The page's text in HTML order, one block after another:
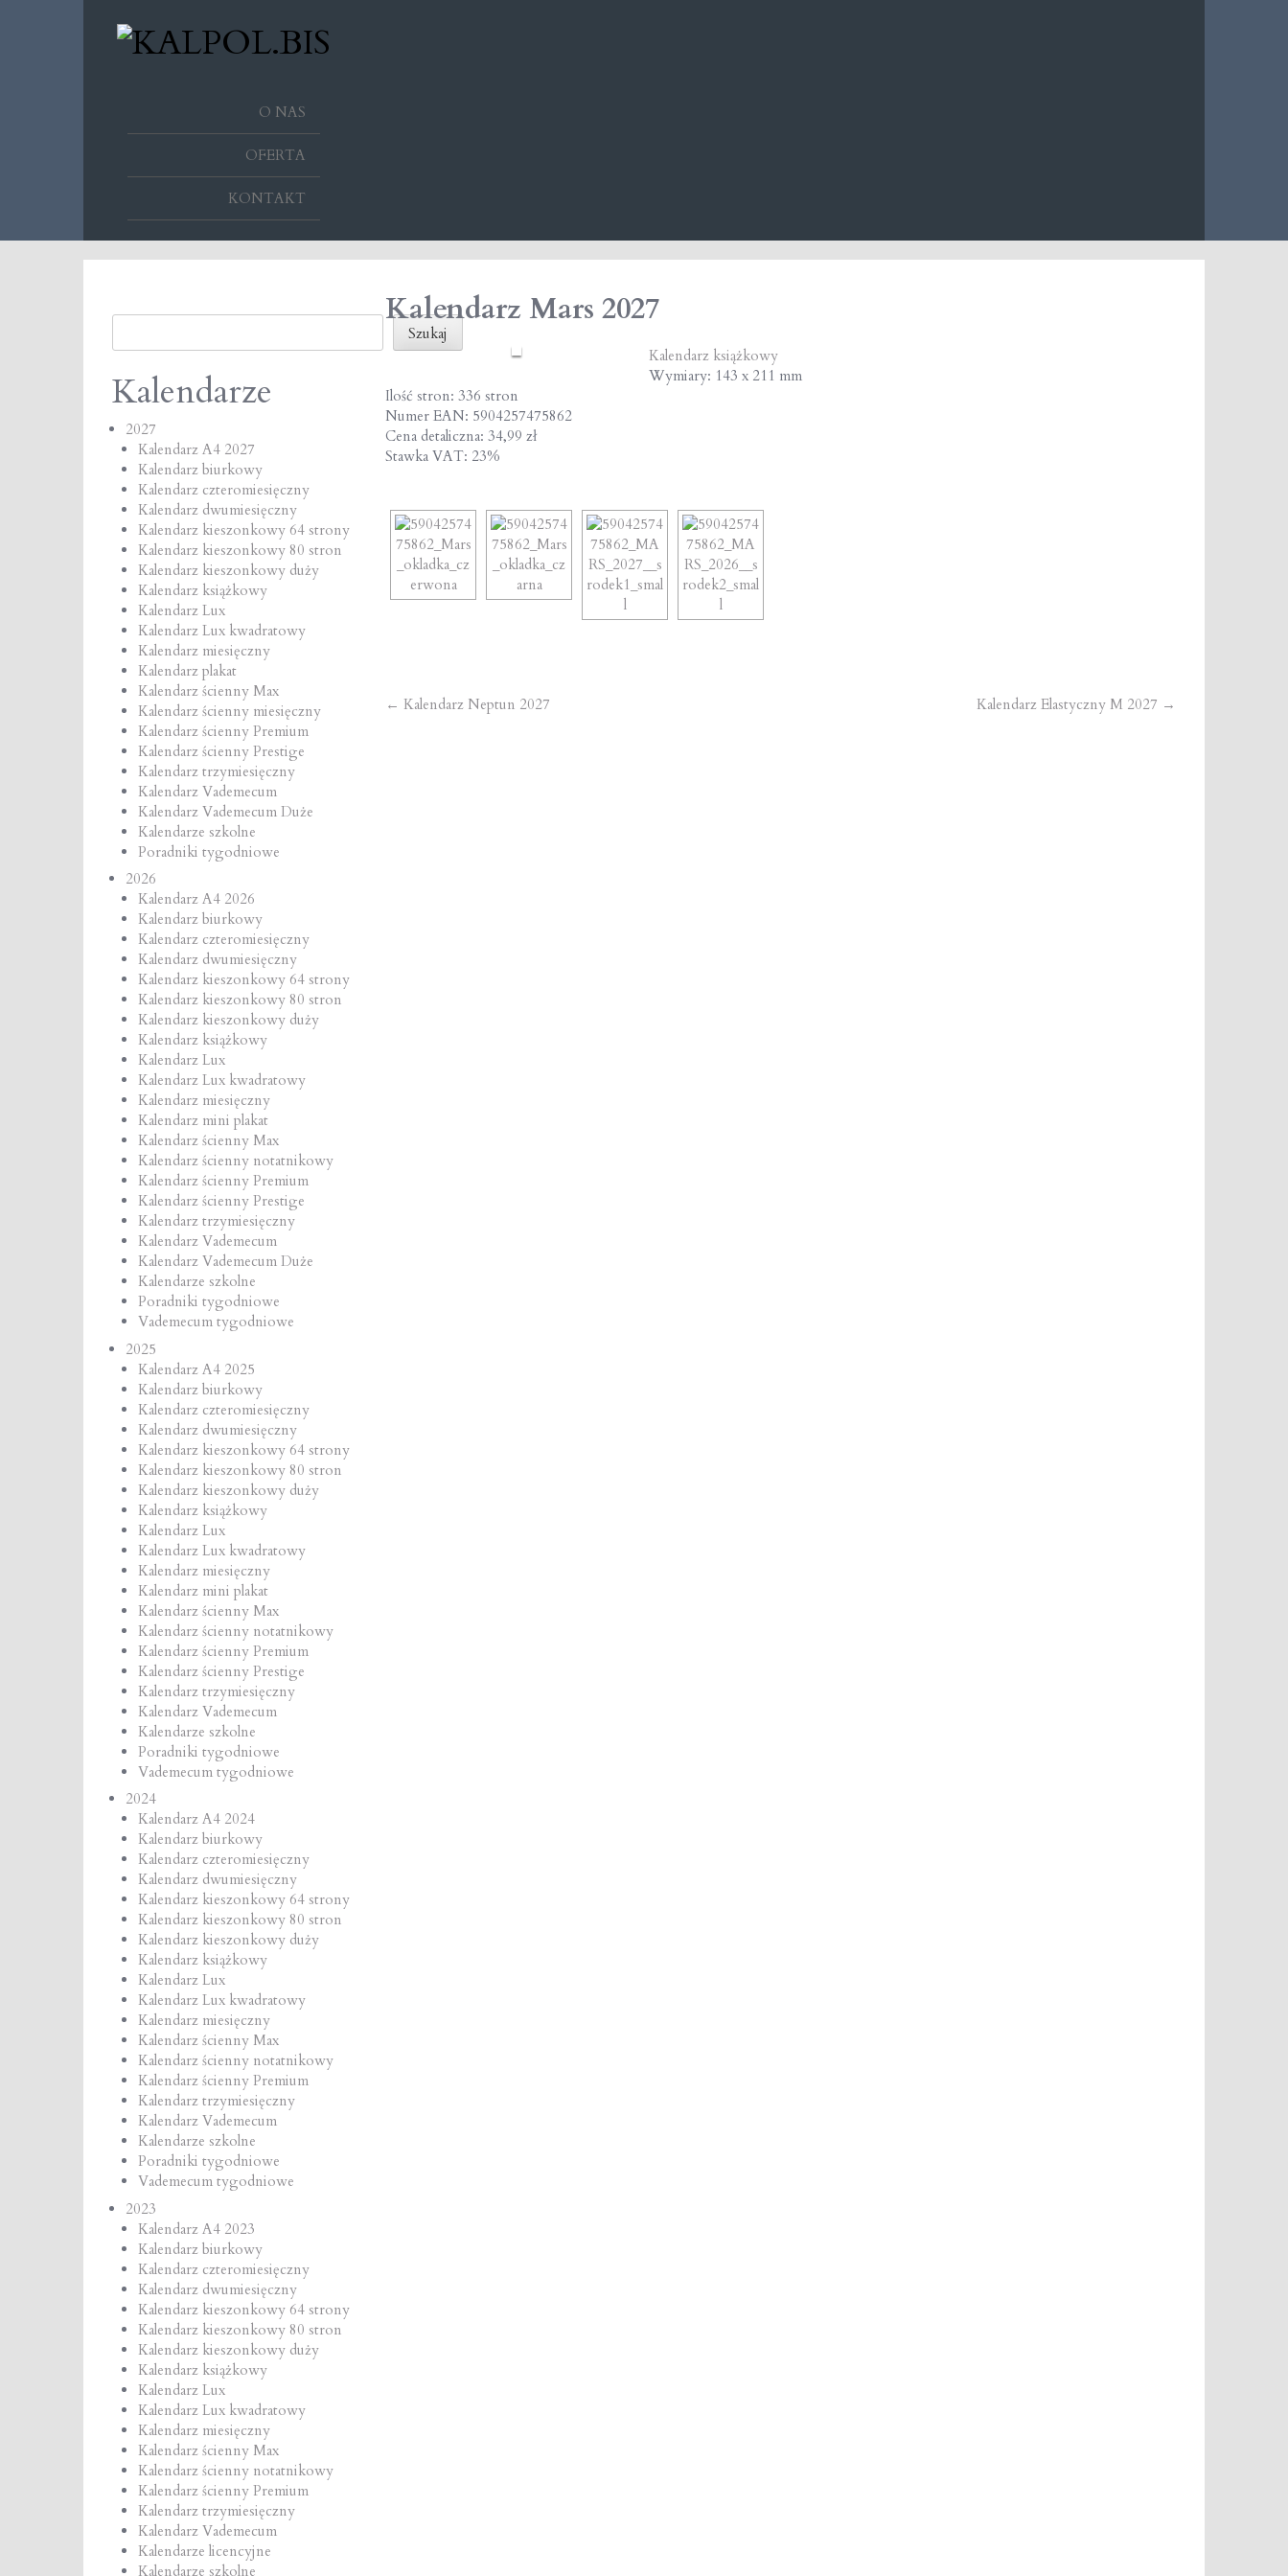
O NAS
OFERTA
KONTAKT
Szukaj
Kalendarze
2027
Kalendarz A4 2027
Kalendarz biurkowy
Kalendarz czteromiesięczny
Kalendarz dwumiesięczny
Kalendarz kieszonkowy 64 strony
Kalendarz kieszonkowy 80 stron
Kalendarz kieszonkowy duży
Kalendarz książkowy
Kalendarz Lux
Kalendarz Lux kwadratowy
Kalendarz miesięczny
Kalendarz plakat
Kalendarz ścienny Max
Kalendarz ścienny miesięczny
Kalendarz ścienny Premium
Kalendarz ścienny Prestige
Kalendarz trzymiesięczny
Kalendarz Vademecum
Kalendarz Vademecum Duże
Kalendarze szkolne
Poradniki tygodniowe
2026
Kalendarz A4 2026
Kalendarz biurkowy
Kalendarz czteromiesięczny
Kalendarz dwumiesięczny
Kalendarz kieszonkowy 64 strony
Kalendarz kieszonkowy 80 stron
Kalendarz kieszonkowy duży
Kalendarz książkowy
Kalendarz Lux
Kalendarz Lux kwadratowy
Kalendarz miesięczny
Kalendarz mini plakat
Kalendarz ścienny Max
Kalendarz ścienny notatnikowy
Kalendarz ścienny Premium
Kalendarz ścienny Prestige
Kalendarz trzymiesięczny
Kalendarz Vademecum
Kalendarz Vademecum Duże
Kalendarze szkolne
Poradniki tygodniowe
Vademecum tygodniowe
2025
Kalendarz A4 2025
Kalendarz biurkowy
Kalendarz czteromiesięczny
Kalendarz dwumiesięczny
Kalendarz kieszonkowy 64 strony
Kalendarz kieszonkowy 80 stron
Kalendarz kieszonkowy duży
Kalendarz książkowy
Kalendarz Lux
Kalendarz Lux kwadratowy
Kalendarz miesięczny
Kalendarz mini plakat
Kalendarz ścienny Max
Kalendarz ścienny notatnikowy
Kalendarz ścienny Premium
Kalendarz ścienny Prestige
Kalendarz trzymiesięczny
Kalendarz Vademecum
Kalendarze szkolne
Poradniki tygodniowe
Vademecum tygodniowe
2024
Kalendarz A4 2024
Kalendarz biurkowy
Kalendarz czteromiesięczny
Kalendarz dwumiesięczny
Kalendarz kieszonkowy 64 strony
Kalendarz kieszonkowy 80 stron
Kalendarz kieszonkowy duży
Kalendarz książkowy
Kalendarz Lux
Kalendarz Lux kwadratowy
Kalendarz miesięczny
Kalendarz ścienny Max
Kalendarz ścienny notatnikowy
Kalendarz ścienny Premium
Kalendarz trzymiesięczny
Kalendarz Vademecum
Kalendarze szkolne
Poradniki tygodniowe
Vademecum tygodniowe
2023
Kalendarz A4 2023
Kalendarz biurkowy
Kalendarz czteromiesięczny
Kalendarz dwumiesięczny
Kalendarz kieszonkowy 64 strony
Kalendarz kieszonkowy 80 stron
Kalendarz kieszonkowy duży
Kalendarz książkowy
Kalendarz Lux
Kalendarz Lux kwadratowy
Kalendarz miesięczny
Kalendarz ścienny Max
Kalendarz ścienny notatnikowy
Kalendarz ścienny Premium
Kalendarz trzymiesięczny
Kalendarz Vademecum
Kalendarze licencyjne
Kalendarze szkolne
Kalendarz Mars 2027
Kalendarz książkowy
Wymiary: 143 x 211 mm
Ilość stron: 336 stron
Numer EAN: 5904257475862
Cena detaliczna: 34,99 zł
Stawka VAT: 23%
Post
← Kalendarz Neptun 2027 Kalendarz Elastyczny M 2027 →